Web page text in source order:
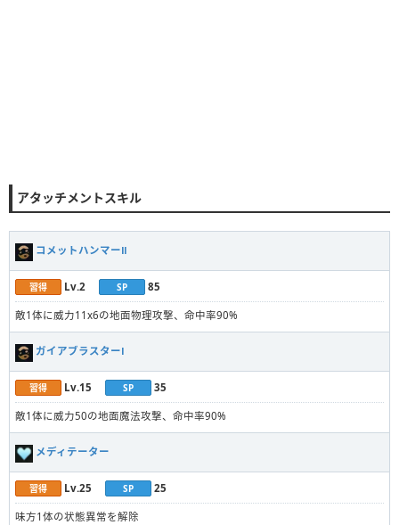
アタッチメントスキル
コメットハンマーⅡ
習得 Lv.2 SP 85
敵1体に威力11x6の地面物理攻撃、命中率90%
ガイアブラスターⅠ
習得 Lv.15 SP 35
敵1体に威力50の地面魔法攻撃、命中率90%
メディテーター
習得 Lv.25 SP 25
味方1体の状態異常を解除